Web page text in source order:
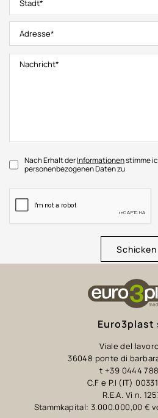
Nach Erhalt derInformationenstimme
personenbezogenen Daten zu
Schicken
Euro3plast
Viale del
36048 ponte di
t +39 0444
C.F e P.I (IT)
R.E.A. Vi n.
Stammkapital: 3.000.000,00 €